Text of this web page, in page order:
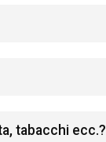
tabacchi ecc.?